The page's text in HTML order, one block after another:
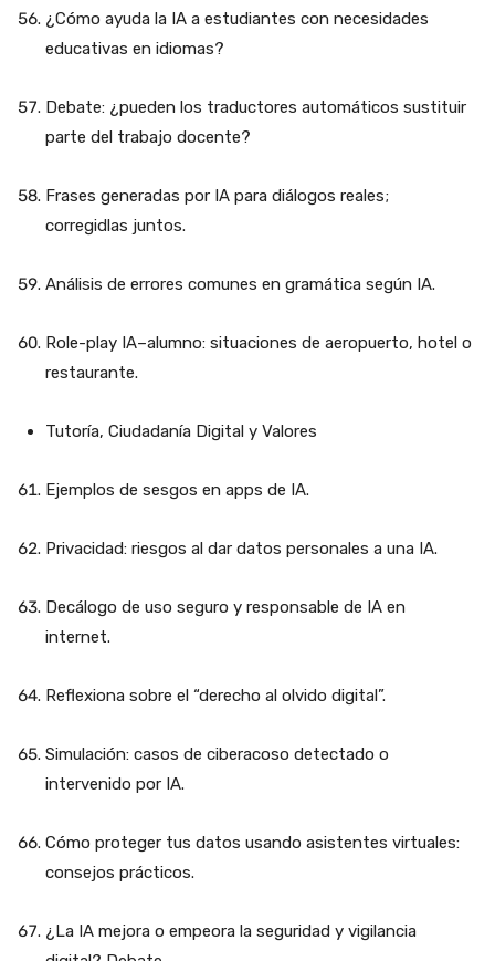
¿Cómo ayuda la IA a estudiantes con necesidades
educativas en idiomas?
Debate: ¿pueden los traductores automáticos sustituir
parte del trabajo docente?
Frases generadas por IA para diálogos reales;
corregidlas juntos.
Análisis de errores comunes en gramática según IA.
Role-play IA–alumno: situaciones de aeropuerto, hotel o
restaurante.
Tutoría, Ciudadanía Digital y Valores
Ejemplos de sesgos en apps de IA.
Privacidad: riesgos al dar datos personales a una IA.
Decálogo de uso seguro y responsable de IA en
internet.
Reflexiona sobre el “derecho al olvido digital”.
Simulación: casos de ciberacoso detectado o
intervenido por IA.
Cómo proteger tus datos usando asistentes virtuales:
consejos prácticos.
¿La IA mejora o empeora la seguridad y vigilancia